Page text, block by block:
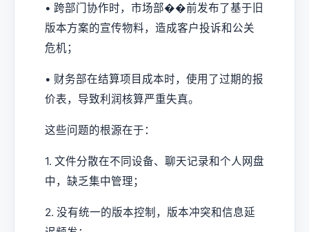
• 跨部门协作时，市场部��前发布了基于旧
版本方案的宣传物料，造成客户投诉和公关
危机；
• 财务部在结算项目成本时，使用了过期的报
价表，导致利润核算严重失真。
这些问题的根源在于：
1. 文件分散在不同设备、聊天记录和个人网盘
中，缺乏集中管理；
2. 没有统一的版本控制，版本冲突和信息延